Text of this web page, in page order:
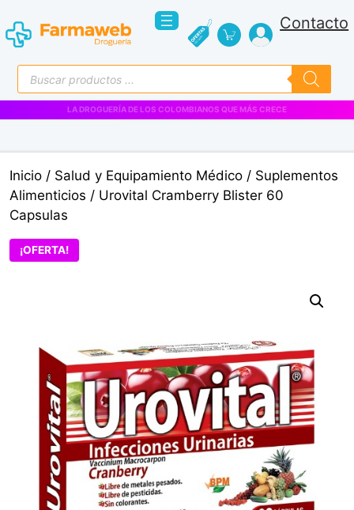
al
contenido
Contacto
Búsqueda
de
productos
LA DROGUERÍA DE LOS COLOMBIANOS QUE MÁS CRECE
Inicio / Salud y Equipamiento Médico / Suplementos
Alimenticios / Urovital Cramberry Blister 60
Capsulas
¡OFERTA!